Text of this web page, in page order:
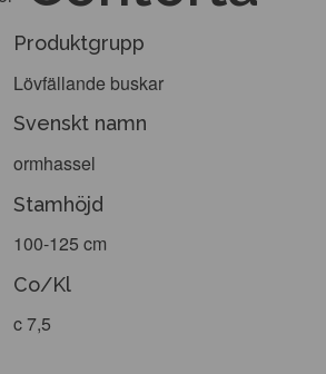
Produktgrupp
Lövfällande buskar
Svenskt namn
ormhassel
Stamhöjd
100-125 cm
Co/Kl
c 7,5